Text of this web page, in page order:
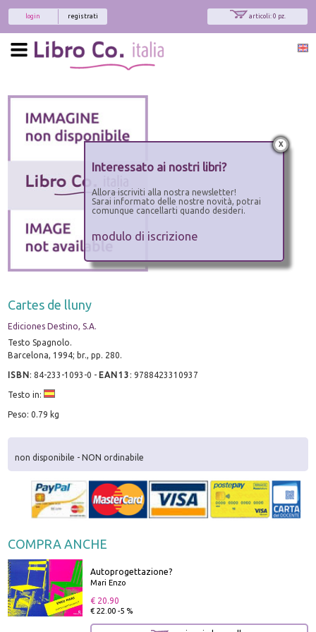
articoli: 0 pz.
registrati
login
Cartes de lluny
Ediciones Destino, S.A.
Testo Spagnolo.
Barcelona, 1994; br., pp. 280.
ISBN:84-233-1093-0 - EAN13 :9788423310937
Testo in:
Peso: 0.79 kg
non disponibile - NON ordinabile
COMPRA ANCHE
Autoprogettazione?
Mari Enzo
€ 20.90
€ 22.00 -5 %
x
Interessato ai nostri libri?
Allora iscriviti alla nostra newsletter!
Sarai informato delle nostre novità, potrai
comunque cancellarti quando desideri.
modulo di iscrizione